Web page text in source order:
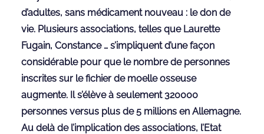
d’adultes, sans médicament nouveau : le don de
vie. Plusieurs associations, telles que Laurette
Fugain, Constance … s’impliquent d’une façon
considérable pour que le nombre de personnes
inscrites sur le fichier de moelle osseuse
augmente. Il s’élève à seulement 320000
personnes versus plus de 5 millions en Allemagne.
Au delà de l’implication des associations, l’Etat